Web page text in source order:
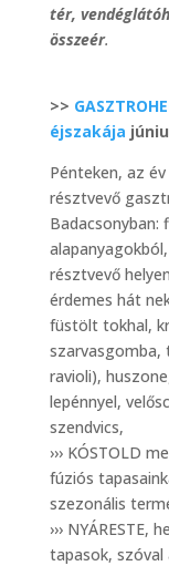
tér,
összeér.
>>
éjszakája
Pénteken, az
résztvevő
résztvevő
érdemes hát
füstölt tokhal,
ravioli),
lepénnyel,
szendvics,
››› KÓSTOLD
fúziós
szezonális
›››
tapasok,